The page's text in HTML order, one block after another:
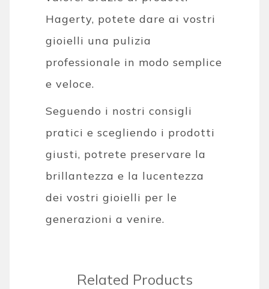
Hagerty, potete dare ai vostri
gioielli una pulizia
professionale in modo semplice
e veloce.
Seguendo i nostri consigli
pratici e scegliendo i prodotti
giusti, potrete preservare la
brillantezza e la lucentezza
dei vostri gioielli per le
generazioni a venire.
Related Products